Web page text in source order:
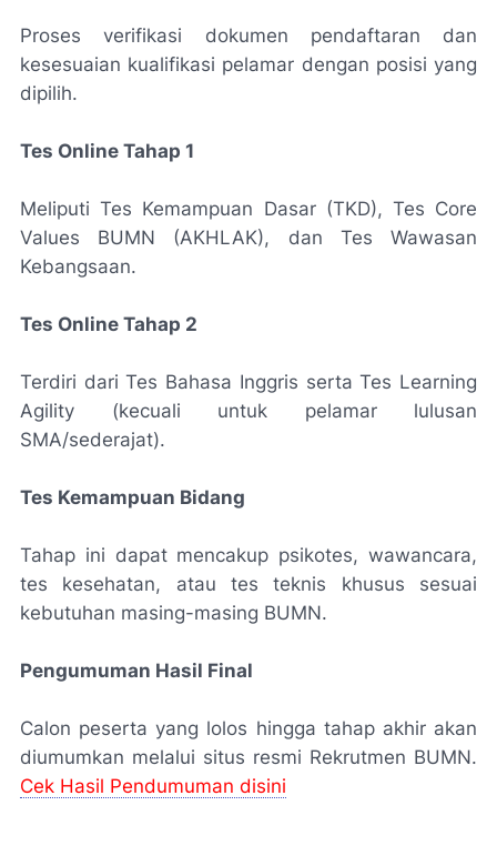
Proses verifikasi dokumen pendaftaran dan
kesesuaian kualifikasi pelamar dengan posisi yang
dipilih.
Tes Online Tahap 1
Meliputi Tes Kemampuan Dasar (TKD), Tes Core
Values BUMN (AKHLAK), dan Tes Wawasan
Kebangsaan.
Tes Online Tahap 2
Terdiri dari Tes Bahasa Inggris serta Tes Learning
Agility (kecuali untuk pelamar lulusan
SMA/sederajat).
Tes Kemampuan Bidang
Tahap ini dapat mencakup psikotes, wawancara,
tes kesehatan, atau tes teknis khusus sesuai
kebutuhan masing-masing BUMN.
Pengumuman Hasil Final
Calon peserta yang lolos hingga tahap akhir akan
diumumkan melalui situs resmi Rekrutmen BUMN.
Cek Hasil Pendumuman disini